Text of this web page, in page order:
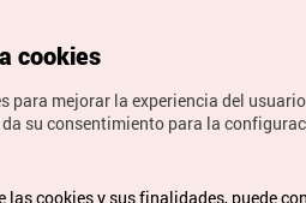
de Turismo de Corea. Todos los
cookies
para mejorar la experiencia del
su consentimiento para la
las cookies y sus finalidades, puede